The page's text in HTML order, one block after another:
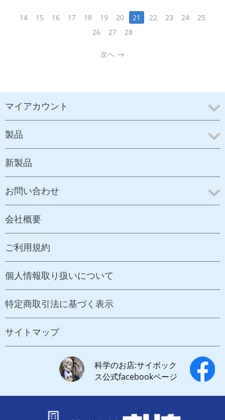
14 15 16 17 18 19 20 21 22 23 24
25
26
27 28
次へ
マイアカウント
製品
新製品
お問い合わせ
会社概要
ご利用規約
個人情報取り扱いについて
特定商取引法に基づく表示
サイトマップ
科学のお店:サイボック
ス公式facebookページ